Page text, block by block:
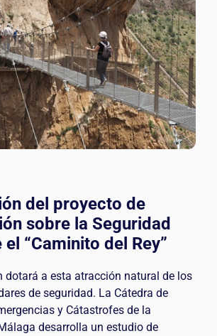
del proyecto de
sobre la Seguridad
“Caminito del Rey”
dotará a esta atracción natural de los
de seguridad. La Cátedra de
y Cátastrofes de la
desarrolla un estudio de